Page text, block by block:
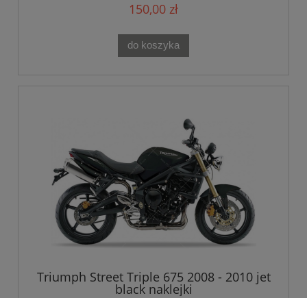
150,00 zł
do koszyka
Triumph Street Triple 675 2008 - 2010 jet
black naklejki